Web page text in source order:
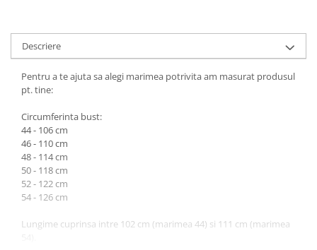
Descriere
Pentru a te ajuta sa alegi marimea potrivita am masurat produsul
pt. tine:
Circumferinta bust:
44 - 106 cm
46 - 110 cm
48 - 114 cm
50 - 118 cm
52 - 122 cm
54 - 126 cm
Lungime cuprinsa intre 102 cm (marimea 44) si 111 cm (marimea